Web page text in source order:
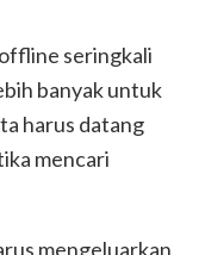
seringkali
banyak untuk
harus datang
mencari
mengeluarkan